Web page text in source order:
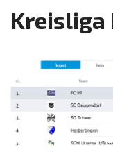
Kreisliga